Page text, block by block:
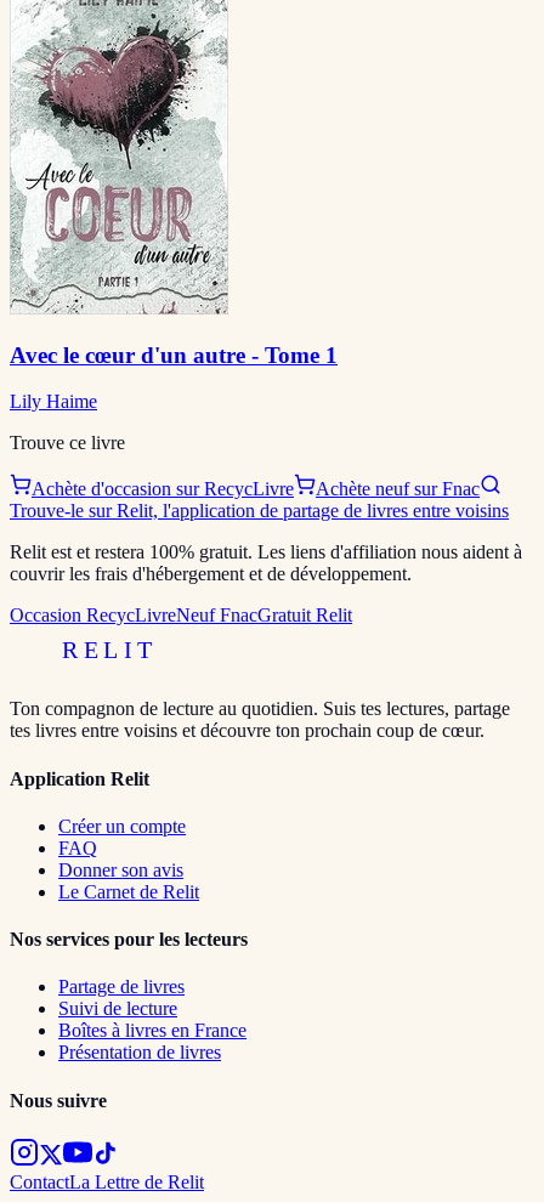
Avec le cœur d'un autre - Tome 1
Lily Haime
Trouve ce livre
Achète d'occasion sur RecycLivre
Achète neuf sur Fnac
Trouve-le sur Relit, l'application de partage de livres entre voisins
Relit est et restera 100% gratuit. Les liens d'affiliation nous aident à
couvrir les frais d'hébergement et de développement.
Occasion RecycLivreNeuf FnacGratuit Relit
RELIT
Ton compagnon de lecture au quotidien. Suis tes lectures, partage
tes livres entre voisins et découvre ton prochain coup de cœur.
Application Relit
Créer un compte
FAQ
Donner son avis
Le Carnet de Relit
Nos services pour les lecteurs
Partage de livres
Suivi de lecture
Boîtes à livres en France
Présentation de livres
Nous suivre
ContactLa Lettre de Relit